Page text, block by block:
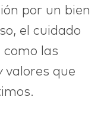
por un bien
el cuidado
como las
valores que